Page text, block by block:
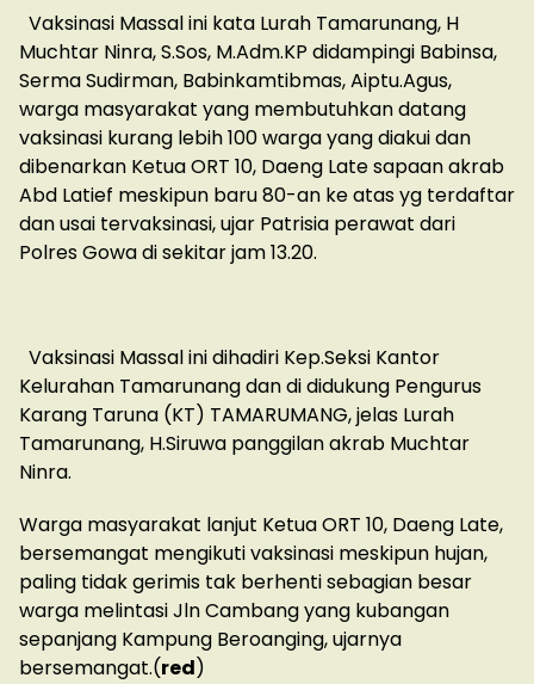
Vaksinasi Massal ini kata Lurah Tamarunang, H
Muchtar Ninra, S.Sos, M.Adm.KP didampingi Babinsa,
Serma Sudirman, Babinkamtibmas, Aiptu.Agus,
warga masyarakat yang membutuhkan datang
vaksinasi kurang lebih 100 warga yang diakui dan
dibenarkan Ketua ORT 10, Daeng Late sapaan akrab
Abd Latief meskipun baru 80-an ke atas yg terdaftar
dan usai tervaksinasi, ujar Patrisia perawat dari
Polres Gowa di sekitar jam 13.20.
Vaksinasi Massal ini dihadiri Kep.Seksi Kantor
Kelurahan Tamarunang dan di didukung Pengurus
Karang Taruna (KT) TAMARUMANG, jelas Lurah
Tamarunang, H.Siruwa panggilan akrab Muchtar
Ninra.
Warga masyarakat lanjut Ketua ORT 10, Daeng Late,
bersemangat mengikuti vaksinasi meskipun hujan,
paling tidak gerimis tak berhenti sebagian besar
warga melintasi Jln Cambang yang kubangan
sepanjang Kampung Beroanging, ujarnya
bersemangat.(red)